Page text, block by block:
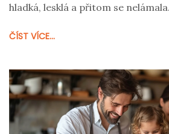
hladká, lesklá a přitom se
poleva bude vždy dokonalá.
užitečných rad pro vaše
ČÍST VÍCE...